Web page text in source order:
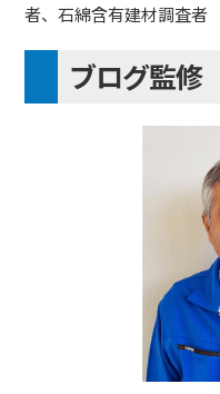
者、石綿含有建材調査者
ブログ監修